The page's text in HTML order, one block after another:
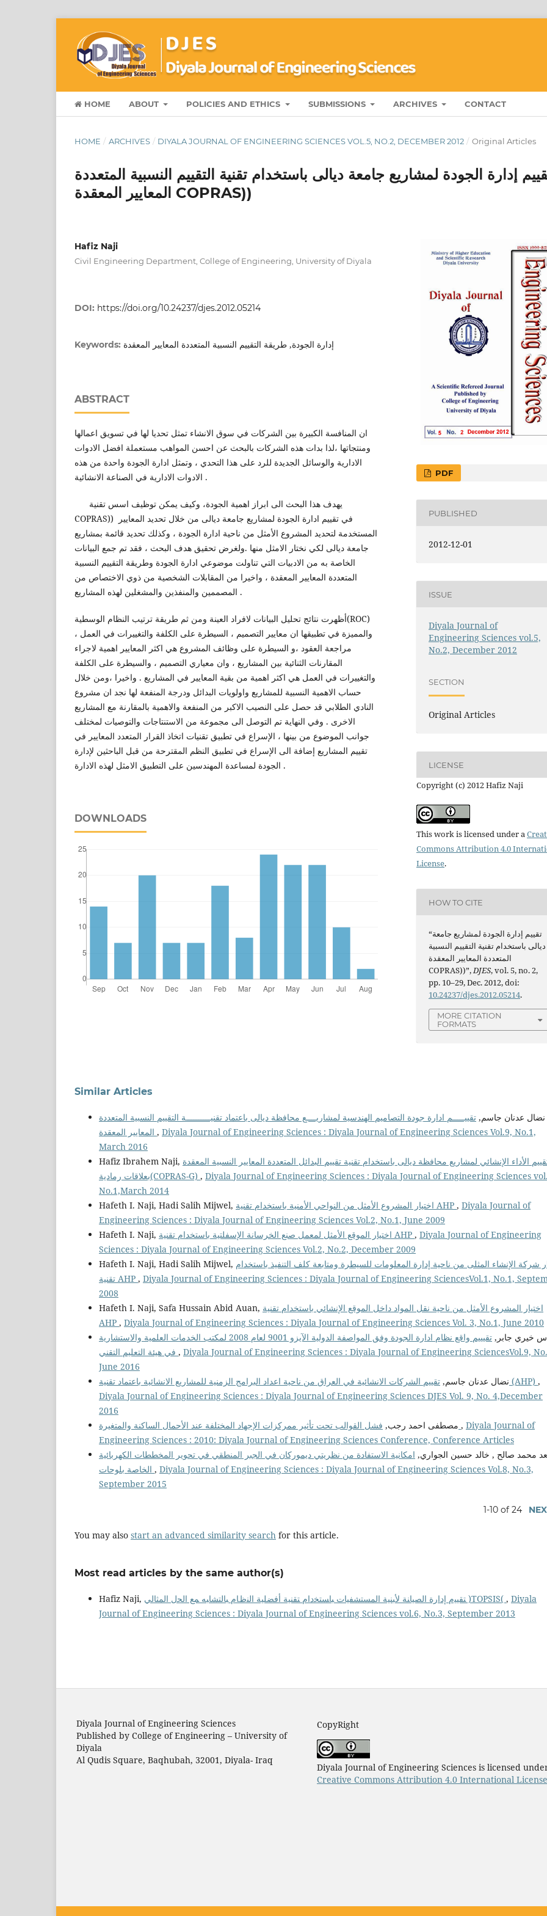
HOME ABOUT POLICIES AND ETHICS SUBMISSIONS ARCHIVES CONTACT
HOME / ARCHIVES / DIYALA JOURNAL OF ENGINEERING SCIENCES VOL.5, NO.2, DECEMBER 2012 / Original Articles
إدارة الجودة لمشاريع جامعة ديالى باستخدام تقنية التقييم النسبية المتعددة
المعايير المعقدة COPRAS))
Hafiz Naji
Civil Engineering Department, College of Engineering, University of Diyala
DOI: https://doi.org/10.24237/djes.2012.05214
Keywords: إدارة الجودة, طريقة التقييم النسبية المتعددة المعايير المعقدة
ABSTRACT
ان المنافسة الكبيرة بين الشركات في سوق الانشاء تمثل تحديا لها في تسويق اعمالها
ومنتجاتها ،لذا بدات هذه الشركات بالبحث عن احسن المواهب مستعملة افضل الادوات
الادارية والوسائل الجديدة للرد على هذا التحدي ، وتمثل ادارة الجودة واحدة من هذه
الادوات الادارية في الصناعة الانشائية .
COPRAS)) في تقييم ادارة الجودة لمشاريع جامعة ديالى من خلال تحديد المعايير
المستخدمة لتحديد المشروع الأمثل من ناحية ادارة الجودة ، وكذلك تحديد قائمة بمشاريع
جامعة ديالى لكي نختار الامثل منها .ولغرض تحقيق هدف البحث ، فقد تم جمع البيانات
الخاصة به من الادبيات التي تناولت موضوعي ادارة الجودة وطريقة التقييم النسبية
المتعددة المعايير المعقدة ، واخيرا من المقابلات الشخصية من ذوي الاختصاص من
المصممين والمنفذين والمشغلين لهذه المشاريع .
أظهرت نتائج تحليل البيانات لافراد العينة ومن ثم طريقة ترتيب النظام الوسطية(ROC)
والمميزة في تطبيقها ان معايير التصميم ، السيطرة على الكلفة والتغييرات في العمل ،
مراجعة العقود ،و السيطرة على وظائف المشروع هي اكثر المعايير اهمية لاجراء
المقارنات الثنائية بين المشاريع ، وان معياري التصميم ، والسيطرة على الكلفة
والتغييرات في العمل هي اكثر اهمية من بقية المعايير في المشاريع . واخيرا ،ومن خلال
حساب الاهمية النسبية للمشاريع واولويات البدائل ودرجة المنفعة لها نجد ان مشروع
النادي الطلابي قد حصل على النصيب الاكبر من المنفعة والاهمية بالمقارنة مع المشاريع
الاخرى . وفي النهاية تم التوصل الى مجموعة من الاستنتاجات والتوصيات لمختلف
جوانب الموضوع من بينها ، الإسراع في تطبيق تقنيات اتخاذ القرار المتعدد المعايير في
تقييم المشاريع إضافة الى الإسراع في تطبيق النظم المقترحة من قبل الباحثين لإدارة
الجودة لمساعدة المهندسين على التطبيق الامثل لهذه الادارة .
DOWNLOADS
PDF
PUBLISHED
2012-12-01
ISSUE
Diyala Journal of
Engineering Sciences vol.5,
No.2, December 2012
SECTION
Original Articles
LICENSE
Copyright (c) 2012 Hafiz Naji
This work is licensed under a
Commons Attribution 4.0
License.
HOW TO CITE
“تقييم إدارة الجودة لمشاريع جامعة
ديالى باستخدام تقنية التقييم النسبية
المتعددة المعايير المعقدة
COPRAS))”,DJES, vol. 5, no. 2,
pp. 10–29, Dec. 2012, doi:
10.24237/djes.2012.05214.
MORE CITATION
FORMATS
Similar Articles
نضال عدنان جاسم, تقييـــــم ادارة جودة التصاميم الهندسية لمشاريــــع محافظة ديالى باعتماد تقنيــــــــــة التقييم النسبية المتعددة
, Diyala Journal of Engineering Sciences : Diyala Journal of Engineering Sciences Vol.9, No.1,
March 2016
Hafiz Ibrahem Naji, الأداء الإنشائي لمشاريع محافظة ديالى باستخدام تقنية تقييم البدائل المتعددة المعايير النسبية المعقدة
بعلاقات رمادية(COPRAS-G) , Diyala Journal of Engineering Sciences : Diyala Journal of Engineering Sciences
No.1,March 2014
Hafeth I. Naji, Hadi Salih Mijwel,
اختيار المشروع الأمثل من النواحي الأمنية باستخدام تقنية AHP , Diyala Journal of
Engineering Sciences : Diyala Journal of Engineering Sciences Vol.2, No.1, June 2009
Hafeth I. Naji,
اختيار الموقع الأمثل لمعمل صنع الخرسانة الإسفلتية باستخدام تقنية AHP , Diyala Journal of Engineering
Sciences : Diyala Journal of Engineering Sciences Vol.2, No.2, December 2009
Hafeth I. Naji, Hadi Salih Mijwel, شركة الإنشاء المثلى من ناحية إدارة المعلومات للسيطرة ومتابعة كلف التنفيذ باستخدام
تقنية AHP , Diyala Journal of Engineering Sciences : Diyala Journal of Engineering SciencesVol.1, No.1,
2008
Hafeth I. Naji, Safa Hussain Abid Auan, اختيار المشروع الأمثل من ناحية نقل المواد داخل الموقع الإنشائي باستخدام تقنية
AHP , Diyala Journal of Engineering Sciences : Diyala Journal of Engineering Sciences Vol. 3, No.1, June 2010
خيري جابر,
تقيييم واقع نظام ادارة الجودة وفق المواصفة الدولية الآيزو 9001 لعام 2008 لمكتب الخدمات العلمية والاستشارية
, Diyala Journal of Engineering Sciences : Diyala Journal of Engineering SciencesVol.9,
June 2016
نضال عدنان جاسم, تقييم الشركات الانشائية في العراق من ناحية اعداد البرامج الزمنية للمشاريع الانشائية باعتماد تقنية (AHP) ,
Diyala Journal of Engineering Sciences : Diyala Journal of Engineering Sciences DJES Vol. 9, No. 4,December
2016
مصطفى احمد رجب, , Diyala Journal of
Engineering Sciences : 2010: Diyala Journal of Engineering Sciences Conference, Conference Articles
محمد صالح , خالد حسين الجواري, امكانية الاستفادة من نظريتي ديموركان في الجبر المنطقي في تحوير المخططات الكهربائية
, Diyala Journal of Engineering Sciences : Diyala Journal of Engineering Sciences Vol.8, No.3,
September 2015
1-10 of 24
You may also start an advanced similarity search for this article.
Most read articles by the same author(s)
Hafiz Naji, ﺘﻘﯿﯿم إدارة اﻟﺼﯿﺎﻨﺔ ﻷﺒﻨﯿﺔ اﻟﻤﺴﺘﺸﻔﯿﺎت ﺒﺎﺴﺘﺨدام ﺘﻘﻨﯿﺔ أﻓﻀﻠﯿﺔ اﻟﻨظﺎم ﺒﺎﻟﺘﺸﺎﺒﻪ ﻤﻊ اﻟﺤل اﻟﻤﺜﺎﻟﻲ )TOPSIS( , Diyala
Journal of Engineering Sciences : Diyala Journal of Engineering Sciences vol.6, No.3, September 2013
Diyala Journal of Engineering Sciences
Published by College of Engineering – University of
Diyala
Al Qudis Square, Baqhubah, 32001, Diyala- Iraq
CopyRight
Diyala Journal of Engineering Sciences is licensed
Creative Commons Attribution 4.0 International License